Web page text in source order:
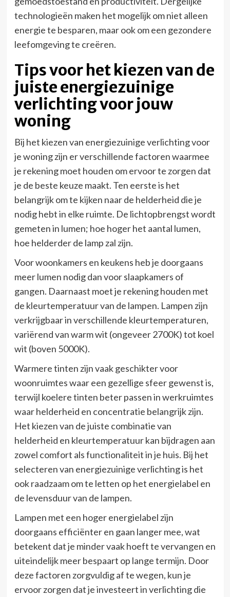
technologieën maken het mogelijk om niet alleen
energie te besparen, maar ook om een gezondere
leefomgeving te creëren.
Tips voor het kiezen van de
juiste energiezuinige
verlichting voor jouw
woning
Bij het kiezen van energiezuinige verlichting voor
je woning zijn er verschillende factoren waarmee
je rekening moet houden om ervoor te zorgen dat
je de beste keuze maakt. Ten eerste is het
belangrijk om te kijken naar de helderheid die je
nodig hebt in elke ruimte. De lichtopbrengst wordt
gemeten in lumen; hoe hoger het aantal lumen,
hoe helderder de lamp zal zijn.
Voor woonkamers en keukens heb je doorgaans
meer lumen nodig dan voor slaapkamers of
gangen. Daarnaast moet je rekening houden met
de kleurtemperatuur van de lampen. Lampen zijn
verkrijgbaar in verschillende kleurtemperaturen,
variërend van warm wit (ongeveer 2700K) tot koel
wit (boven 5000K).
Warmere tinten zijn vaak geschikter voor
woonruimtes waar een gezellige sfeer gewenst is,
terwijl koelere tinten beter passen in werkruimtes
waar helderheid en concentratie belangrijk zijn.
Het kiezen van de juiste combinatie van
helderheid en kleurtemperatuur kan bijdragen aan
zowel comfort als functionaliteit in je huis. Bij het
selecteren van energiezuinige verlichting is het
ook raadzaam om te letten op het energielabel en
de levensduur van de lampen.
Lampen met een hoger energielabel zijn
doorgaans efficiënter en gaan langer mee, wat
betekent dat je minder vaak hoeft te vervangen en
uiteindelijk meer bespaart op lange termijn. Door
deze factoren zorgvuldig af te wegen, kun je
ervoor zorgen dat je investeert in verlichting die